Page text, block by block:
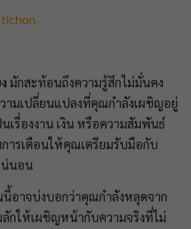
มักสะท้อนถึงความรู้สึกไม่มั่นคง
ามเปลี่ยนแปลงที่คุณกำลังเผชิญอยู่
เรื่องงาน เงิน หรือความสัมพันธ์
ารเตือนให้คุณเตรียมรับมือกับ
น่นอน
อาจบ่งบอกว่าคุณกำลังหลุดจาก
กให้เผชิญหน้ากับความจริงที่ไม่